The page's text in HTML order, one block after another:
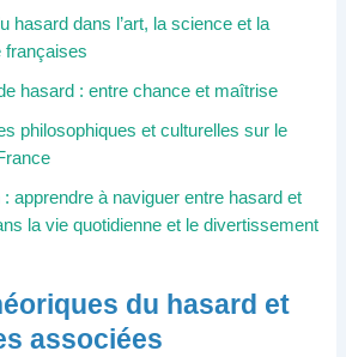
hasard dans l’art, la science et la
françaises
hasard : entre chance et maîtrise
philosophiques et culturelles sur le
apprendre à naviguer entre hasard et
la vie quotidienne et le divertissement
du hasard et
associées